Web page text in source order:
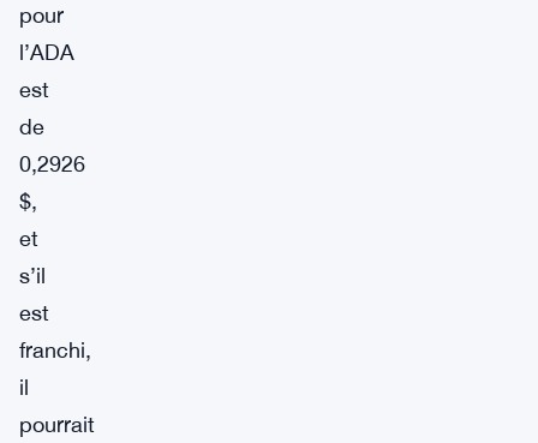
pour
l’ADA
est
de
0,2926
$,
et
s’il
est
franchi,
il
pourrait